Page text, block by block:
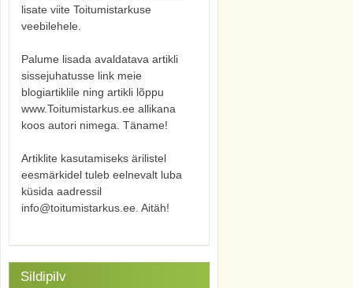
lisate viite Toitumistarkuse
veebilehele.
Palume lisada avaldatava artikli
sissejuhatusse link meie
blogiartiklile ning artikli lõppu
www.Toitumistarkus.ee allikana
koos autori nimega. Täname!
Artiklite kasutamiseks ärilistel
eesmärkidel tuleb eelnevalt luba
küsida aadressil
info@toitumistarkus.ee. Aitäh!
Sildipilv